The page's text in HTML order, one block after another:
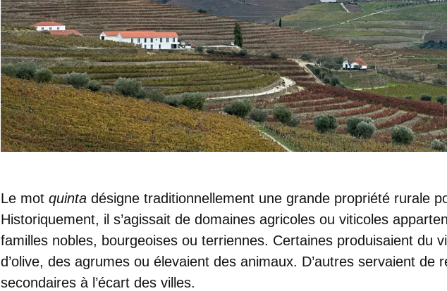
Le mot quinta désigne traditionnellement une grande propriété rurale
Historiquement, il s’agissait de domaines agricoles ou viticoles
familles nobles, bourgeoises ou terriennes. Certaines produisaient du
d’olive, des agrumes ou élevaient des animaux. D’autres servaient de
secondaires à l’écart des villes.